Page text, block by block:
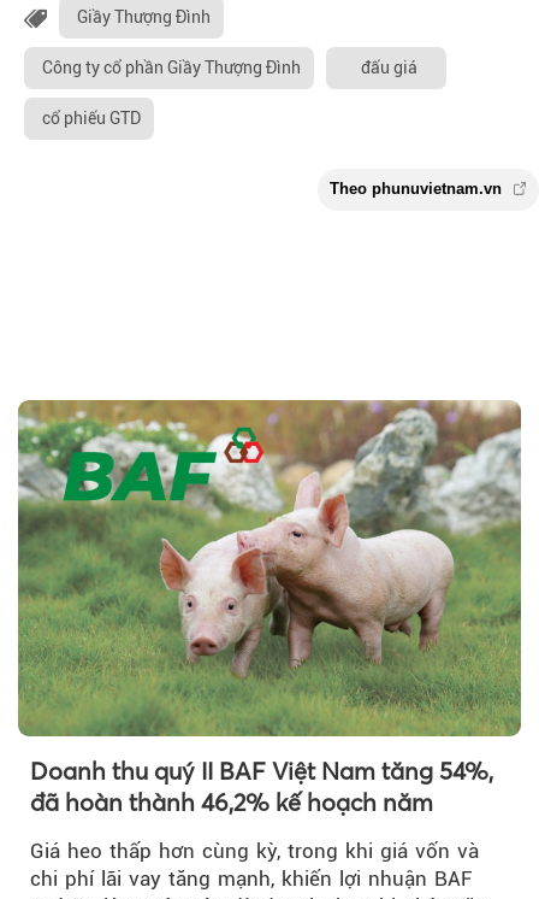
Giầy Thượng Đình
Công ty cổ phần Giầy Thượng Đình đấu giá
cổ phiếu GTD
Theo
Doanh thu quý II BAF Việt Nam tăng 54%,
đã hoàn thành 46,2% kế hoạch năm
Giá heo thấp hơn cùng kỳ, trong khi giá vốn và
chi phí lãi vay tăng mạnh, khiến lợi nhuận BAF